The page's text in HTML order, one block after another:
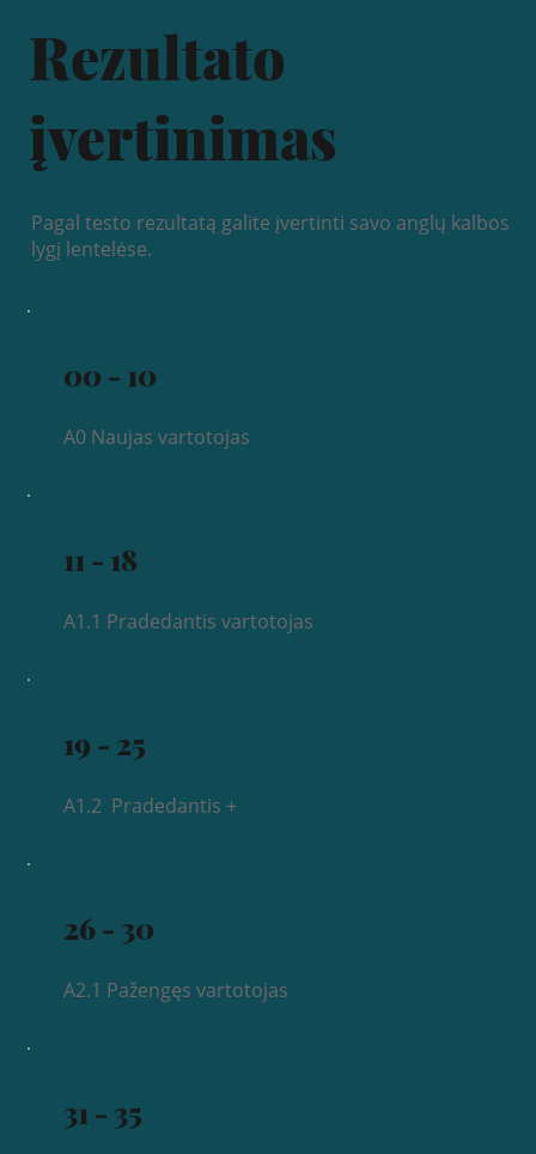
Rezultato
įvertinimas
Pagal testo rezultatą galite įvertinti savo anglų kalbos
lygį lentelėse.
00 - 10
A0 Naujas vartotojas
11 - 18
A1.1 Pradedantis vartotojas
19 - 25
A1.2 Pradedantis +
26 - 30
A2.1 Pažengęs vartotojas
31 - 35